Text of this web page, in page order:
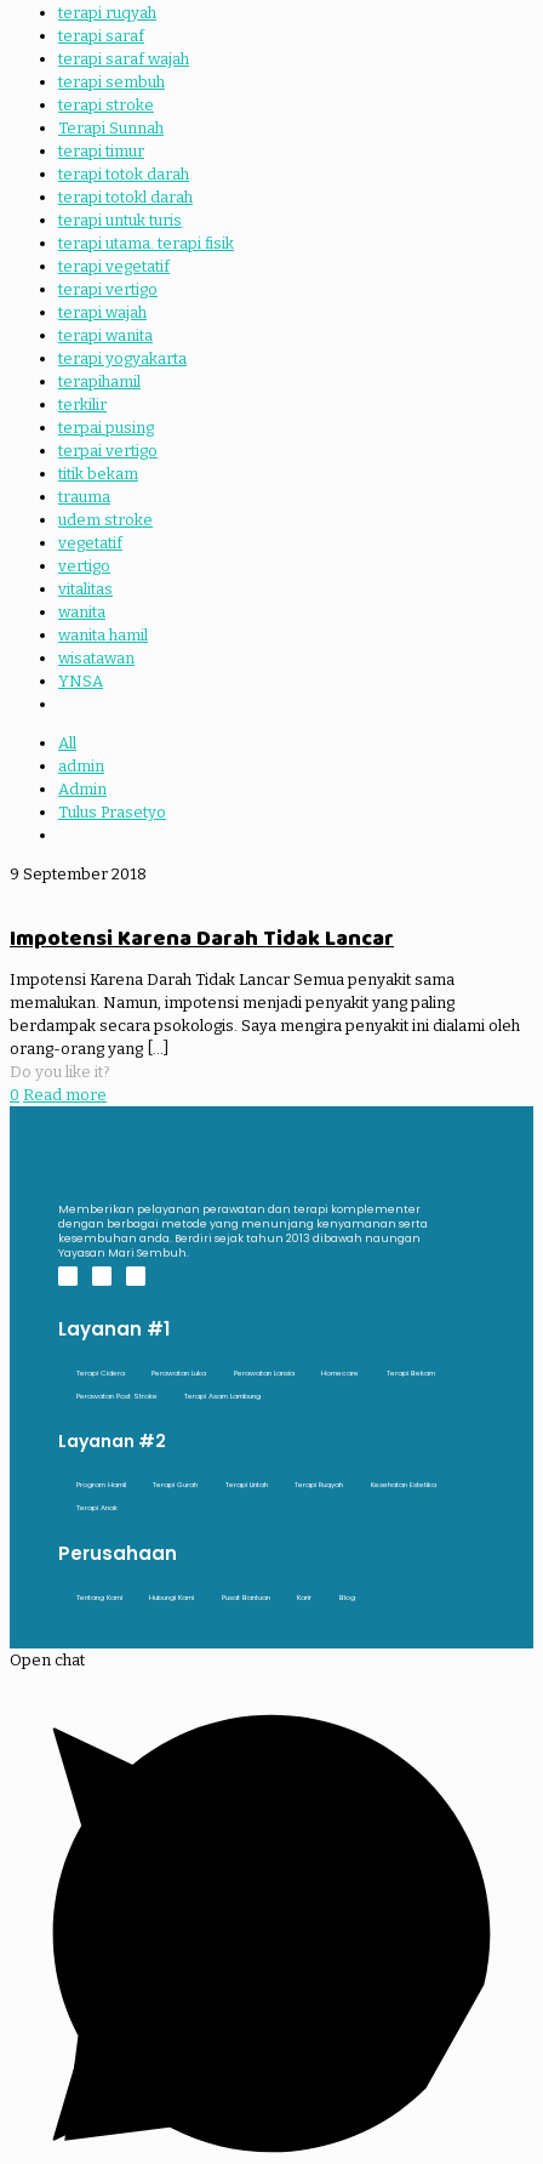
terapi ruqyah
terapi saraf
terapi saraf wajah
terapi sembuh
terapi stroke
Terapi Sunnah
terapi timur
terapi totok darah
terapi totokl darah
terapi untuk turis
terapi utama. terapi fisik
terapi vegetatif
terapi vertigo
terapi wajah
terapi wanita
terapi yogyakarta
terapihamil
terkilir
terpai pusing
terpai vertigo
titik bekam
trauma
udem stroke
vegetatif
vertigo
vitalitas
wanita
wanita hamil
wisatawan
YNSA
All
admin
Admin
Tulus Prasetyo
9 September 2018
Impotensi Karena Darah Tidak Lancar
Impotensi Karena Darah Tidak Lancar Semua penyakit sama
memalukan. Namun, impotensi menjadi penyakit yang paling
berdampak secara psokologis. Saya mengira penyakit ini dialami oleh
orang-orang yang
Do you like it?
0 Read more
Memberikan pelayanan perawatan dan terapi komplementer
dengan berbagai metode yang menunjang kenyamanan serta
kesembuhan anda. Berdiri sejak tahun 2013 dibawah naungan
Yayasan Mari Sembuh.
Layanan #1
Terapi Cidera Perawatan Luka Perawatan Lansia Homecare Terapi Bekam
Perawatan Post Stroke Terapi Asam Lambung
Layanan #2
Program Hamil Terapi Gurah Terapi Lintah Terapi Ruqyah Kesehatan Estetika
Terapi Anak
Perusahaan
Tentang Kami Hubungi Kami Pusat Bantuan Karir Blog
Open chat